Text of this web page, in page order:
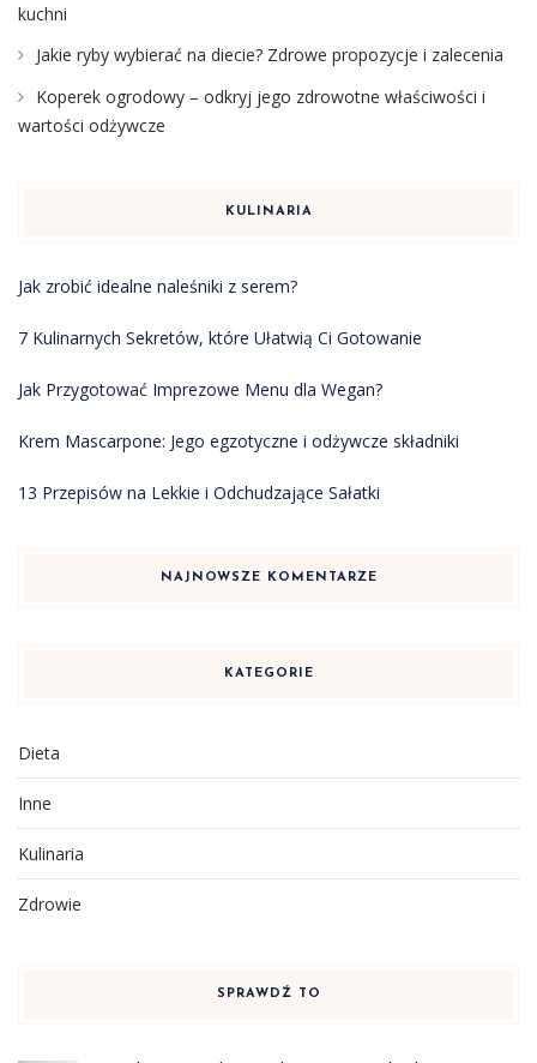
kuchni
Jakie ryby wybierać na diecie? Zdrowe propozycje i zalecenia
Koperek ogrodowy – odkryj jego zdrowotne właściwości i
wartości odżywcze
KULINARIA
Jak zrobić idealne naleśniki z serem?
7 Kulinarnych Sekretów, które Ułatwią Ci Gotowanie
Jak Przygotować Imprezowe Menu dla Wegan?
Krem Mascarpone: Jego egzotyczne i odżywcze składniki
13 Przepisów na Lekkie i Odchudzające Sałatki
NAJNOWSZE KOMENTARZE
KATEGORIE
Dieta
Inne
Kulinaria
Zdrowie
SPRAWDŹ TO